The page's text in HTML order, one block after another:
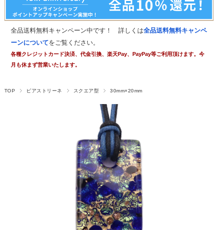
全品送料無料キャンペーン中です！ 詳しくは全品送料無料キャンペ
ーンについてをご覧ください。
各種クレジットカード決済、代金引換、楽天Pay、PayPay等ご利用頂けます。今
月も休まず営業いたします。
TOP ピアストリーネ スクエア型 30mm×20mm